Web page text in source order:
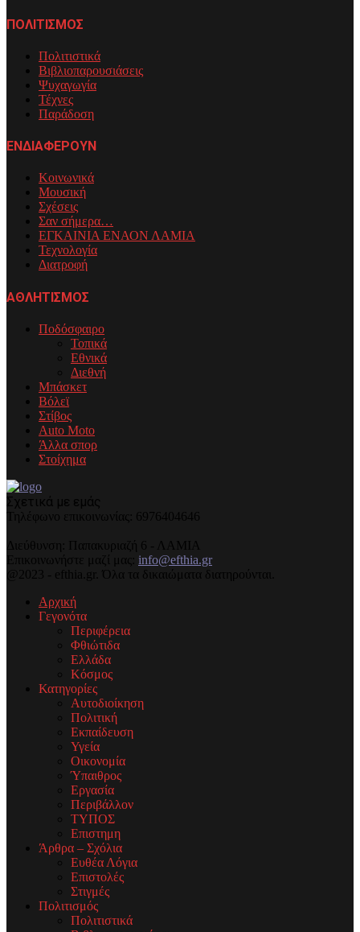
ΠΟΛΙΤΙΣΜΟΣ
Πολιτιστικά
Βιβλιοπαρουσιάσεις
Ψυχαγωγία
Τέχνες
Παράδοση
ΕΝΔΙΑΦΕΡΟΥΝ
Κοινωνικά
Μουσική
Σχέσεις
Σαν σήμερα…
ΕΓΚΑΙΝΙΑ ΕΝΑΟΝ ΛΑΜΙΑ
Τεχνολογία
Διατροφή
ΑΘΛΗΤΙΣΜΟΣ
Ποδόσφαιρο
Τοπικά
Εθνικά
Διεθνή
Μπάσκετ
Βόλεϊ
Στίβος
Auto Moto
Άλλα σπορ
Στοίχημα
Σχετικά με εμάς
Τηλέφωνo επικοινωνίας: 6976404646
Διεύθυνση: Παπακυριαζή 6 - ΛΑΜΙΑ
Επικοινωνήστε μαζί μας: info@efthia.gr
@2023 - efthia.gr. Όλα τα δικαιώματα διατηρούνται.
Αρχική
Γεγονότα
Περιφέρεια
Φθιώτιδα
Ελλάδα
Κόσμος
Κατηγορίες
Αυτοδιοίκηση
Πολιτική
Εκπαίδευση
Υγεία
Οικονομία
Ύπαιθρος
Εργασία
Περιβάλλον
ΤΥΠΟΣ
Επιστημη
Άρθρα – Σχόλια
Ευθέα Λόγια
Επιστολές
Στιγμές
Πολιτισμός
Πολιτιστικά